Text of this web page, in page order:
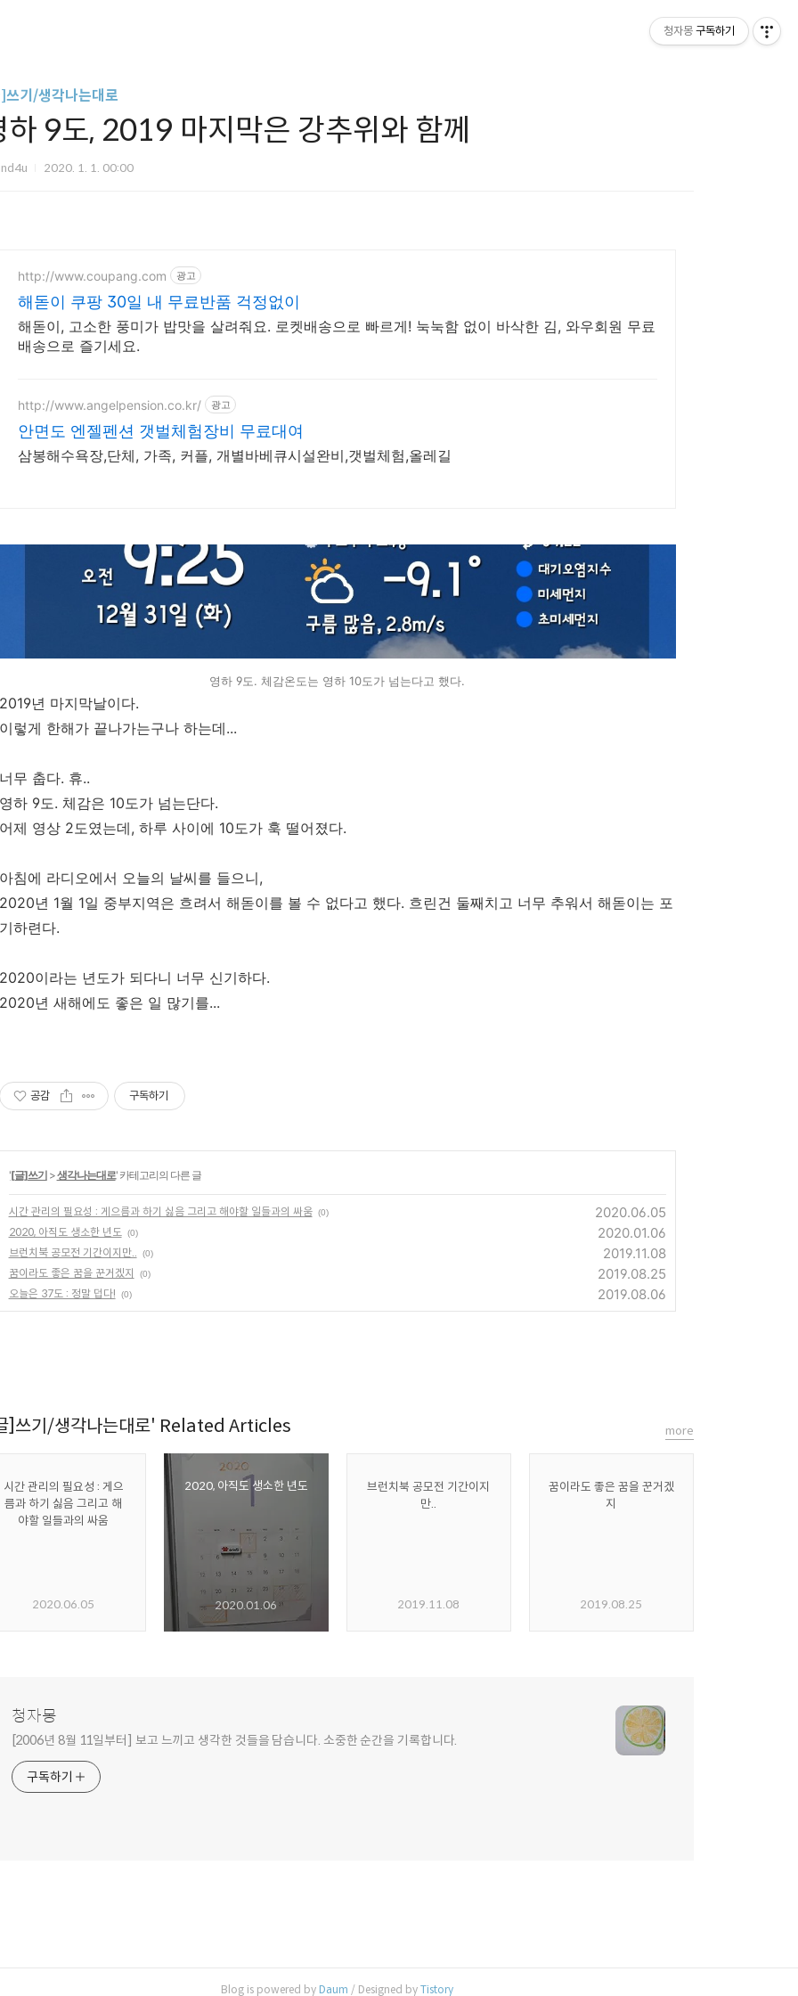
기/생각나는대로
하 9도, 2019 마지막은 강추위와 함께
2020. 1. 1. 00:00
http://www.coupang.com 광고
해돋이 쿠팡 30일 내 무료반품 걱정없이
해돋이, 고소한 풍미가 밥맛을 살려줘요. 로켓배송으로 빠르게! 눅눅함 없이 바삭한 김, 와우회원 무료
배송으로 즐기세요.
http://www.angelpension.co.kr/ 광고
안면도 엔젤펜션 갯벌체험장비 무료대여
삼봉해수욕장,단체, 가족, 커플, 개별바베큐시설완비,갯벌체험,올레길
영하 9도. 체감온도는 영하 10도가 넘는다고 했다.
년 마지막날이다.
렇게 한해가 끝나가는구나 하는데...
무 춥다. 휴..
하 9도. 체감은 10도가 넘는단다.
제 영상 2도였는데, 하루 사이에 10도가 훅 떨어졌다.
침에 라디오에서 오늘의 날씨를 들으니,
년 1월 1일 중부지역은 흐려서 해돋이를 볼 수 없다고 했다. 흐린건 둘째치고 너무 추워서 해돋이는 포
하련다.
이라는 년도가 되다니 너무 신기하다.
년 새해에도 좋은 일 많기를...
공감 구독하기
'[글]쓰기>생각나는대로' 카테고리의 다른 글
시간 관리의 필요성 : 게으름과 하기 싫음 그리고 해야할 일들과의 싸움 (0) 2020.06.05
2020, 아직도 생소한 년도 (0) 2020.01.06
브런치북 공모전 기간이지만.. (0) 2019.11.08
꿈이라도 좋은 꿈을 꾼거겠지 (0) 2019.08.25
오늘은 37도 : 정말 덥다! (0) 2019.08.06
]쓰기/생각나는대로' Related Articles
시간 관리의 필요성 : 게으
름과 하기 싫음 그리고 해
야할 일들과의 싸움
2020.06.05
2020, 아직도 생소한 년도
2020.01.06
브런치북 공모전 기간이지
만..
2019.11.08
꿈이라도 좋은 꿈을 꾼거겠
지
2019.08.25
more
청자몽
[2006년 8월 11일부터] 보고 느끼고 생각한 것들을 담습니다. 소중한 순간을 기록합니다.
구독하기
Blog is powered by Daum / Designed byTistory
청자몽 구독하기